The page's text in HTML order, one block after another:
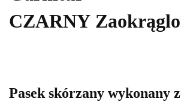
CZARNY
Pasek skórzany wykonany